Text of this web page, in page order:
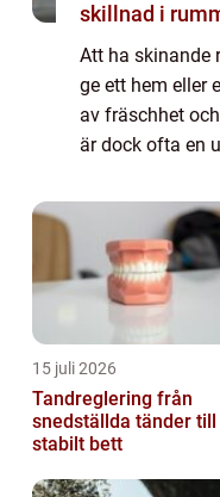
skillnad i
Att ha skinande
ge ett hem eller
av fräschhet
är dock ofta en
15 juli 2026
Tandreglering från
snedställda tänder till
stabilt bett